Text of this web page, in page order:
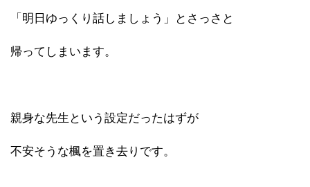
「明日ゆっくり話しましょう」とさっさと
帰ってしまいます。
親身な先生という設定だったはずが
不安そうな楓を置き去りです。